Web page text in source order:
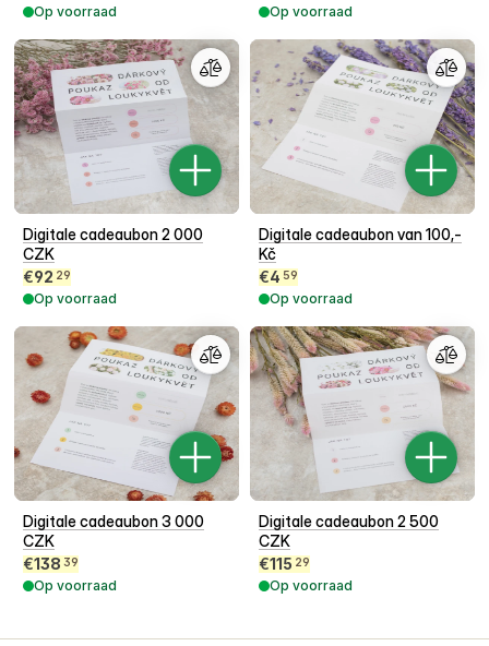
Op voorraad Op voorraad
Digitale cadeaubon 2 000
CZK
€92 29
Op voorraad
Digitale cadeaubon van 100,-
Kč
€4 59
Op voorraad
Digitale cadeaubon 3 000
CZK
€138 39
Op voorraad
Digitale cadeaubon 2 500
CZK
€115 29
Op voorraad